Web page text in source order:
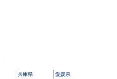
兵庫県 愛媛県